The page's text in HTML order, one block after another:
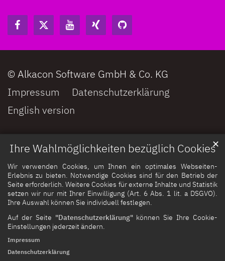
Ihre Wahlmöglichkeiten bezüglich Cookies
Wir verwenden Cookies, um Ihnen ein optimales Webseiten-
Erlebnis zu bieten. Notwendige Cookies sind für den Betrieb der
Seite erforderlich. Weitere Cookies für externe Inhalte und Statistik
setzen wir nur mit Ihrer Einwilligung (Art. 6 Abs. 1 lit. a DSGVO).
Ihre Auswahl können Sie individuell festlegen.
Auf der Seite "Datenschutzerklärung"können Sie Ihre Cookie-
Einstellungen jederzeit ändern.
✕
Impressum
Datenschutzerklärung
© Alkacon Software GmbH & Co. KG
Impressum
Datenschutzerklärung
English version